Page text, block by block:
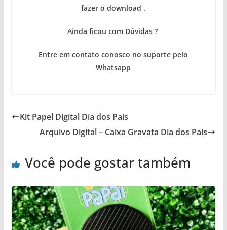
fazer o download .
Ainda ficou com Dúvidas ?
Entre em contato conosco no suporte pelo
Whatsapp
Kit Papel Digital Dia dos Pais
Arquivo Digital – Caixa Gravata Dia dos Pais
Você pode gostar também